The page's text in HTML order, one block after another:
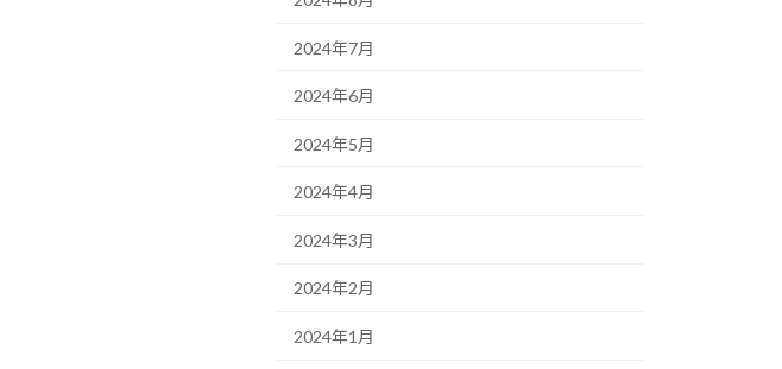
2024年7月
2024年6月
2024年5月
2024年4月
2024年3月
2024年2月
2024年1月